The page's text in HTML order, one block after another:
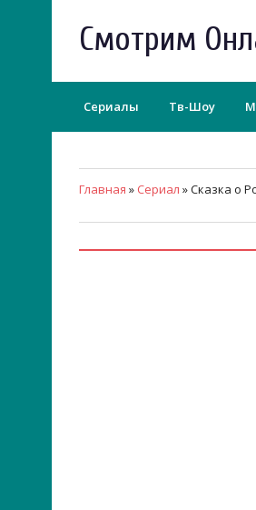
Смотрим
Сериалы Тв-Шоу
Главная » Сериал » Сказка о